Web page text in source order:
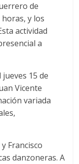
de
y los
actividad
a
15 de
Vicente
variada
Francisco
danzoneras. A